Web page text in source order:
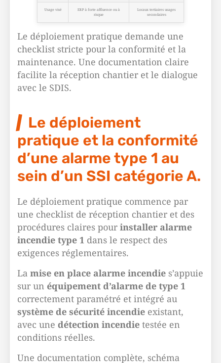
Usage visé
ERP à forte affluence ou à
risque
Locaux tertiaires usages
secondaires
Le déploiement pratique demande une
checklist stricte pour la conformité et la
maintenance. Une documentation claire
facilite la réception chantier et le dialogue
avec le SDIS.
Le déploiement
pratique et la conformité
d’une alarme type 1 au
sein d’un SSI catégorie A.
Le déploiement pratique commence par
une checklist de réception chantier et des
procédures claires pour installer alarme
incendie type 1 dans le respect des
exigences réglementaires.
La mise en place alarme incendie s’appuie
sur un équipement d’alarme de type 1
correctement paramétré et intégré au
système de sécurité incendie existant,
avec une détection incendie testée en
conditions réelles.
Une documentation complète, schéma